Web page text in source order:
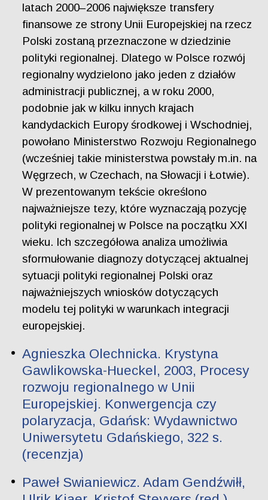
latach 2000–2006 największe transfery
finansowe ze strony Unii Europejskiej na rzecz
Polski zostaną przeznaczone w dziedzinie
polityki regionalnej. Dlatego w Polsce rozwój
regionalny wydzielono jako jeden z działów
administracji publicznej, a w roku 2000,
podobnie jak w kilku innych krajach
kandydackich Europy środkowej i Wschodniej,
powołano Ministerstwo Rozwoju Regionalnego
(wcześniej takie ministerstwa powstały m.in. na
Węgrzech, w Czechach, na Słowacji i Łotwie).
W prezentowanym tekście określono
najważniejsze tezy, które wyznaczają pozycję
polityki regionalnej w Polsce na początku XXI
wieku. Ich szczegółowa analiza umożliwia
sformułowanie diagnozy dotyczącej aktualnej
sytuacji polityki regionalnej Polski oraz
najważniejszych wniosków dotyczących
modelu tej polityki w warunkach integracji
europejskiej.
Agnieszka Olechnicka. Krystyna
Gawlikowska-Hueckel, 2003, Procesy
rozwoju regionalnego w Unii
Europejskiej. Konwergencja czy
polaryzacja, Gdańsk: Wydawnictwo
Uniwersytetu Gdańskiego, 322 s.
(recenzja)
Paweł Swianiewicz. Adam Gendźwiłł,